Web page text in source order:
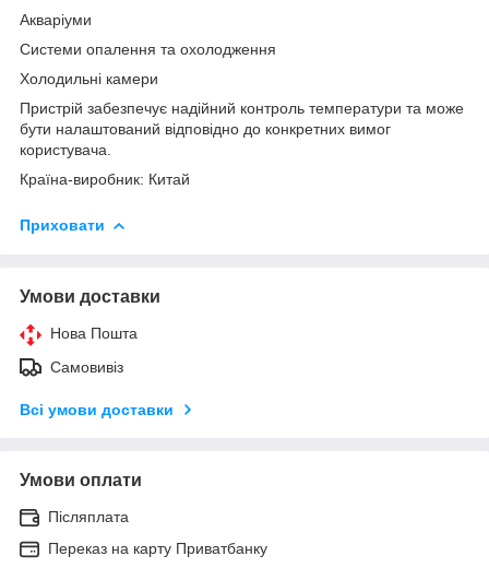
Акваріуми
Системи опалення та охолодження
Холодильні камери
Пристрій забезпечує надійний контроль температури та може
бути налаштований відповідно до конкретних вимог
користувача.
Країна-виробник: Китай
Приховати
Умови доставки
Нова Пошта
Самовивіз
Всі умови доставки
Умови оплати
Післяплата
Переказ на карту Приватбанку